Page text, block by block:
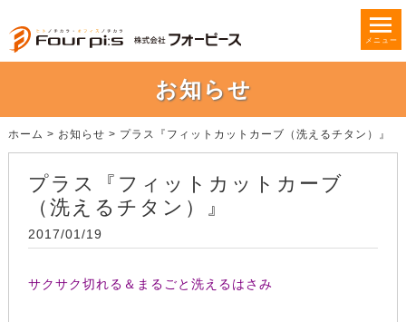
メニュー
お知らせ
ホーム > お知らせ > プラス『フィットカットカーブ（洗えるチタン）』
プラス『フィットカットカーブ
（洗えるチタン）』
2017/01/19
サクサク切れる＆まるごと洗えるはさみ